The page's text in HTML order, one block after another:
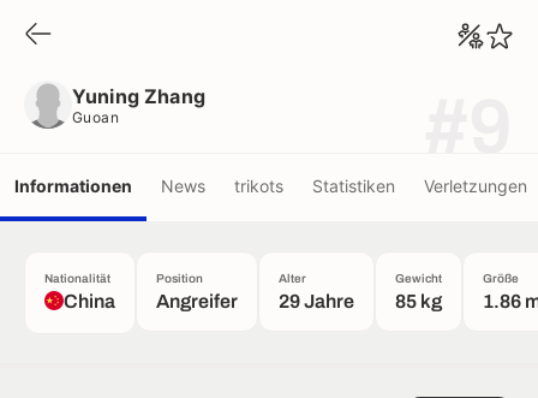
Yuning Zhang
Guoan
Informationen News trikots Statistiken Verletzungen
Nationalität
China
Position
Angreifer
Alter
29 Jahre
Gewicht
85 kg
Größe
1.86